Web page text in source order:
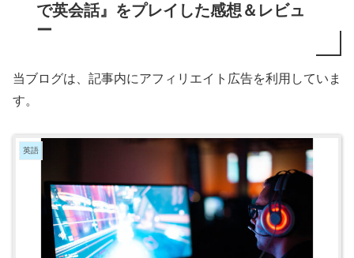
で英会話』をプレイした感想＆レビュ
ー
当ブログは、記事内にアフィリエイト広告を利用していま
す。
英語